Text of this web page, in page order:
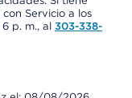
Servicio a los
p. m., al 303-338-